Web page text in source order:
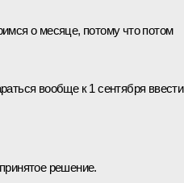
о месяце, потому что потом
вообще к 1 сентября
решение.